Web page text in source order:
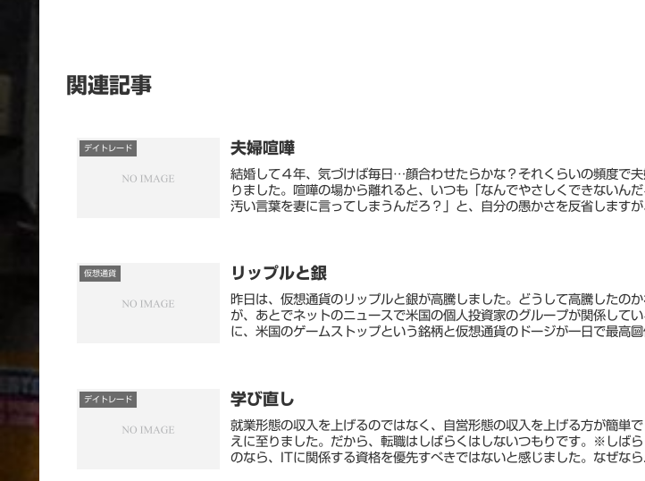
関連記事
デイトレード 夫婦喧嘩
結婚して４年、気づけば毎日…顔合わせたらかな？それくらいの頻度で
りました。喧嘩の場から離れると、いつも「なんでやさしくできないん
汚い言葉を妻に言ってしまうんだろ？」と、自分の愚かさを反省しますが
仮想通貨 リップルと銀
昨日は、仮想通貨のリップルと銀が高騰しました。どうして高騰したの
が、あとでネットのニュースで米国の個人投資家のグループが関係して
に、米国のゲームストップという銘柄と仮想通貨のドージが一日で最高
デイトレード 学び直し
就業形態の収入を上げるのではなく、自営形態の収入を上げる方が簡単
えに至りました。だから、転職はしばらくはしないつもりです。※しば
のなら、ITに関係する資格を優先すべきではないと感じました。なぜなら